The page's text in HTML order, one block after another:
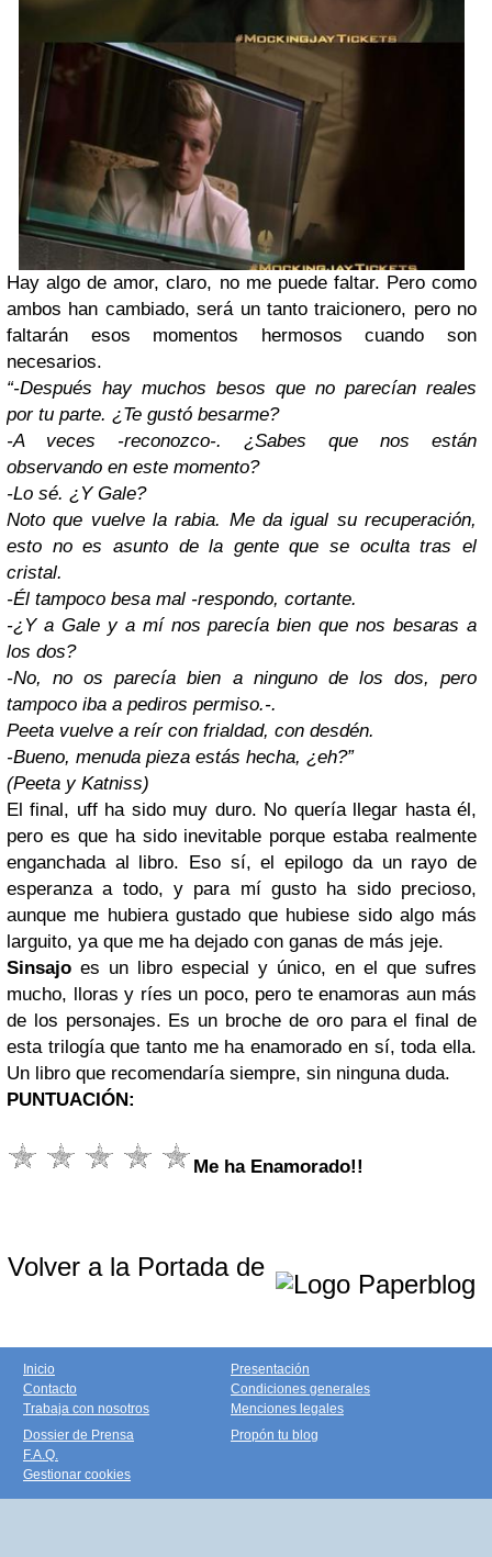
Hay algo de amor, claro, no me puede faltar. Pero como
ambos han cambiado, será un tanto traicionero, pero no
faltarán esos momentos hermosos cuando son
necesarios.
“-Después hay muchos besos que no parecían reales
por tu parte. ¿Te gustó besarme?
-A veces -reconozco-. ¿Sabes que nos están
observando en este momento?
-Lo sé. ¿Y Gale?
Noto que vuelve la rabia. Me da igual su recuperación,
esto no es asunto de la gente que se oculta tras el
cristal.
-Él tampoco besa mal -respondo, cortante.
-¿Y a Gale y a mí nos parecía bien que nos besaras a
los dos?
-No, no os parecía bien a ninguno de los dos, pero
tampoco iba a pediros permiso.-.
Peeta vuelve a reír con frialdad, con desdén.
-Bueno, menuda pieza estás hecha, ¿eh?”
(Peeta y Katniss)
El final, uff ha sido muy duro. No quería llegar hasta él,
pero es que ha sido inevitable porque estaba realmente
enganchada al libro. Eso sí, el epilogo da un rayo de
esperanza a todo, y para mí gusto ha sido precioso,
aunque me hubiera gustado que hubiese sido algo más
larguito, ya que me ha dejado con ganas de más jeje.
Sinsajo es un libro especial y único, en el que sufres
mucho, lloras y ríes un poco, pero te enamoras aun más
de los personajes. Es un broche de oro para el final de
esta trilogía que tanto me ha enamorado en sí, toda ella.
Un libro que recomendaría siempre, sin ninguna duda.
PUNTUACIÓN:
Me ha Enamorado!!
Volver a la Portada de
Inicio
Contacto
Trabaja con nosotros
Presentación
Condiciones generales
Menciones legales
Dossier de Prensa
F.A.Q.
Gestionar cookies
Propón tu blog